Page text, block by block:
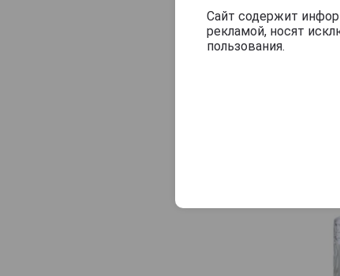
Сайт содержит
рекламой, носят
пользования.